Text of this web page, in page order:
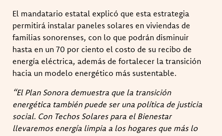
El mandatario estatal explicó que esta estrategia
permitirá instalar paneles solares en viviendas de
familias sonorenses, con lo que podrán disminuir
hasta en un 70 por ciento el costo de su recibo de
energía eléctrica, además de fortalecer la transición
hacia un modelo energético más sustentable.
“El Plan Sonora demuestra que la transición
energética también puede ser una política de justicia
social. Con Techos Solares para el Bienestar
llevaremos energía limpia a los hogares que más lo